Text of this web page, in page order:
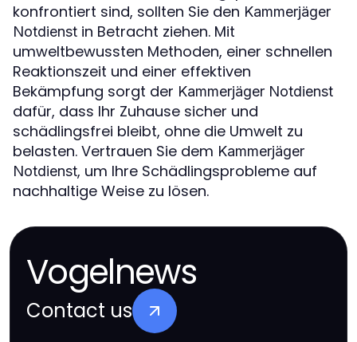
konfrontiert sind, sollten Sie den Kammerjäger
Notdienst in Betracht ziehen. Mit
umweltbewussten Methoden, einer schnellen
Reaktionszeit und einer effektiven
Bekämpfung sorgt der Kammerjäger Notdienst
dafür, dass Ihr Zuhause sicher und
schädlingsfrei bleibt, ohne die Umwelt zu
belasten. Vertrauen Sie dem Kammerjäger
Notdienst, um Ihre Schädlingsprobleme auf
nachhaltige Weise zu lösen.
Vogelnews
Contact us